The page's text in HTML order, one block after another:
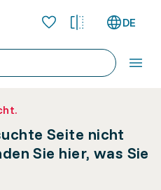
DE
Seite nicht
Sie hier, was Sie